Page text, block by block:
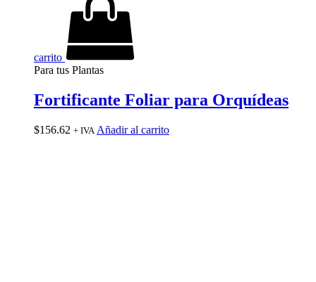
carrito
Para tus Plantas
Fortificante Foliar para Orquídeas
$156.62 + IVA Añadir al carrito